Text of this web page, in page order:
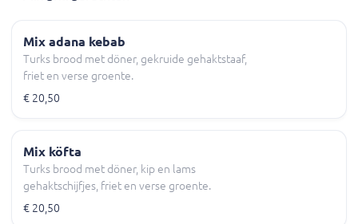
Mix adana kebab
Turks brood met döner, gekruide gehaktstaaf,
friet en verse groente.
€ 20,50
Mix köfta
Turks brood met döner, kip en lams
gehaktschijfjes, friet en verse groente.
€ 20,50